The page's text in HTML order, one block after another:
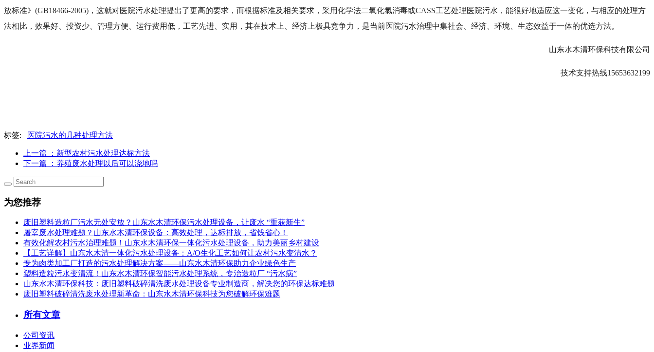
放标准》 (GB18466-2005)，这就对医院污水处理提出了更高的要求，而根据标准及相关要求，采用化学法二氧化氯消毒或CASS工艺处理医院污水，能很好地适应这一变化，与相应的处理方
法相比，效果好、投资少、管理方便、运行费用低，工艺先进、实用，其在技术上、经济上极具竞争力，是当前医院污水治理中集社会、经济、环境、生态效益于一体的优选方法。
山东水木清环保科技有限公司
技术支持热线15653632199
标签: 医院污水的几种处理方法
上一篇
：新型农村污水处理达标方法
下一篇
：养殖废水处理以后可以浇地吗
为您推荐
废旧塑料造粒厂污水无处安放？山东水木清环保污水处理设备，让废水 “重获新生”
屠宰废水处理难题？山东水木清环保设备：高效处理，达标排放，省钱省心！
有效化解农村污水治理难题！山东水木清环保一体化污水处理设备，助力美丽乡村建设
【工艺详解】山东水木清一体化污水处理设备：A/O生化工艺如何让农村污水变清水？
专为肉类加工厂打造的污水处理解决方案——山东水木清环保助力企业绿色生产
塑料造粒污水变清流！山东水木清环保智能污水处理系统，专治造粒厂 “污水病”
山东水木清环保科技：废旧塑料破碎清洗废水处理设备专业制造商，解决您的环保达标难题
废旧塑料破碎清洗废水处理新革命：山东水木清环保科技为您破解环保难题
所有文章
公司资讯
业界新闻